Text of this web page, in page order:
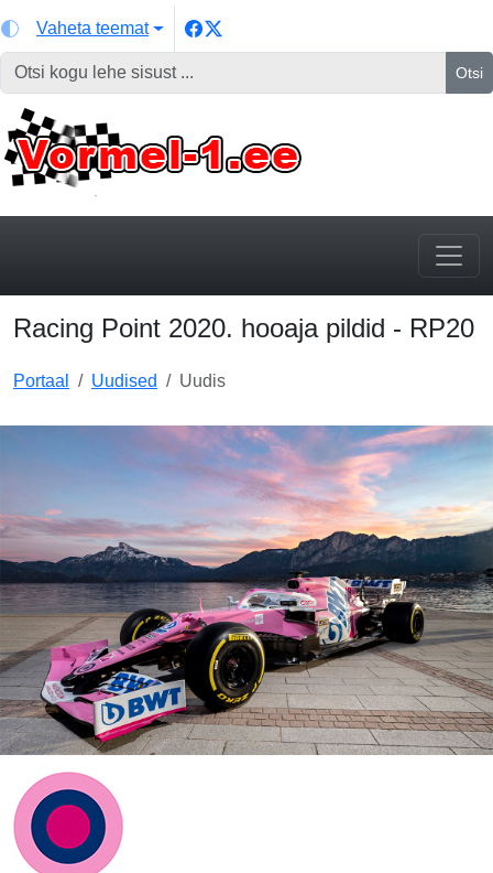
Vaheta teemat
Otsi
Racing Point 2020. hooaja pildid - RP20
Portaal Uudised Uudis